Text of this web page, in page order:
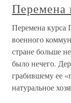
Перемена
Перемена курса
военного
стране больше
было нечего.
грабившему ее
натуральное